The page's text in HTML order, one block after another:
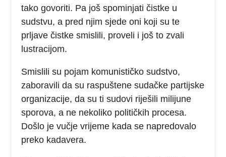
tako govoriti. Pa još spominjati čistke u
sudstvu, a pred njim sjede oni koji su te
prljave čistke smislili, proveli i još to zvali
lustracijom.
Smislili su pojam komunističko sudstvo,
zaboravili da su raspuštene sudačke partijske
organizacije, da su ti sudovi riješili milijune
sporova, a ne nekoliko političkih procesa.
Došlo je vučje vrijeme kada se napredovalo
preko kadavera.